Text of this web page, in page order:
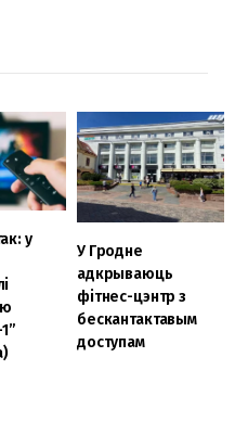
у
У Гродне
адкрываюць
фітнес-цэнтр з
бескантактавым
доступам